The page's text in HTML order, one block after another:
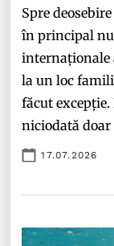
Spre
în principal
internaționale
la un loc
făcut
niciodată doar
17.07.2026